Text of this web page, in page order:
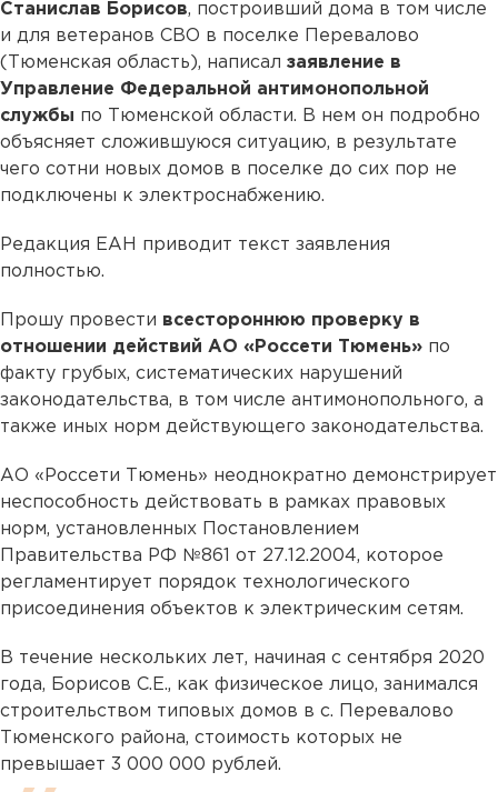
Станислав Борисов, построивший дома в том числе
и для ветеранов СВО в поселке Перевалово
(Тюменская область), написал заявление в
Управление Федеральной антимонопольной
службы по Тюменской области. В нем он подробно
объясняет сложившуюся ситуацию, в результате
чего сотни новых домов в поселке до сих пор не
подключены к электроснабжению.
Редакция ЕАН приводит текст заявления
полностью.
Прошу провести всестороннюю проверку в
отношении действий АО «Россети Тюмень» по
факту грубых, систематических нарушений
законодательства, в том числе антимонопольного, а
также иных норм действующего законодательства.
АО «Россети Тюмень» неоднократно демонстрирует
неспособность действовать в рамках правовых
норм, установленных Постановлением
Правительства РФ №861 от 27.12.2004, которое
регламентирует порядок технологического
присоединения объектов к электрическим сетям.
В течение нескольких лет, начиная с сентября 2020
года, Борисов С.Е., как физическое лицо, занимался
строительством типовых домов в с. Перевалово
Тюменского района, стоимость которых не
превышает 3 000 000 рублей.